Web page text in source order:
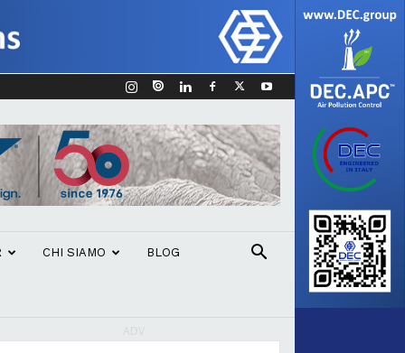
CHI SIAMO BLOG